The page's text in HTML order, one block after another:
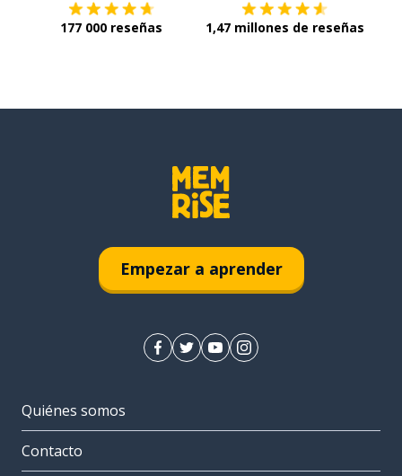
177 000 reseñas 1,47 millones de reseñas
Empezar a aprender
Quiénes somos
Contacto